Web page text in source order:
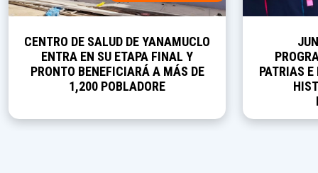
CENTRO DE SALUD DE YANAMUCLO
ENTRA EN SU ETAPA FINAL Y
PRONTO BENEFICIARÁ A MÁS DE
1,200 POBLADORE
PATRIAS